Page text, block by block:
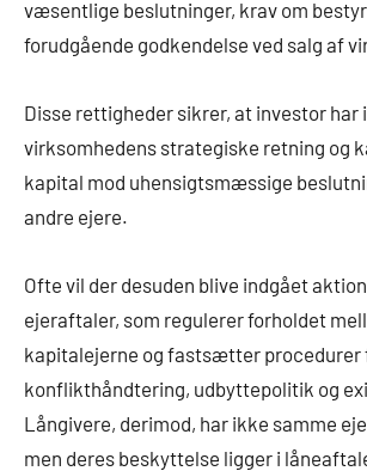
væsentlige beslutninger, krav om
forudgående godkendelse ved salg af
Disse rettigheder sikrer, at investor har
virksomhedens strategiske retning og
kapital mod uhensigtsmæssige
andre ejere.
Ofte vil der desuden blive indgået
ejeraftaler, som regulerer forholdet
kapitalejerne og fastsætter procedurer
konflikthåndtering, udbyttepolitik og
Långivere, derimod, har ikke samme
men deres beskyttelse ligger i